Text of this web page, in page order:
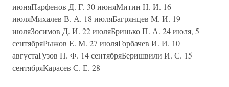
июняПарфенов Д. Г. 30 июняМитин Н. И. 16
июляМихалев В. А. 18 июляБагрянцев М. И. 19
июляЗосимов Д. И. 22 июляБринько П. А. 24 июля, 5
сентябряРыжов Е. М. 27 июляГорбачев И. И. 10
августаГузов П. Ф. 14 сентябряБеришвили И. С. 15
сентябряКарасев С. Е. 28